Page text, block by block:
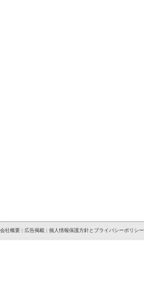
会社概要 | 広告掲載 | 個人情報保護方針とプライバシーポリシー